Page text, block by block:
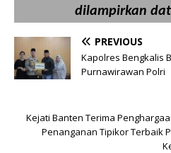
dilampirkan
PREVIOUS
Kapolres Bengkalis
Purnawirawan Polri
Kejati Banten Terima
Penanganan Tipikor Terbaik